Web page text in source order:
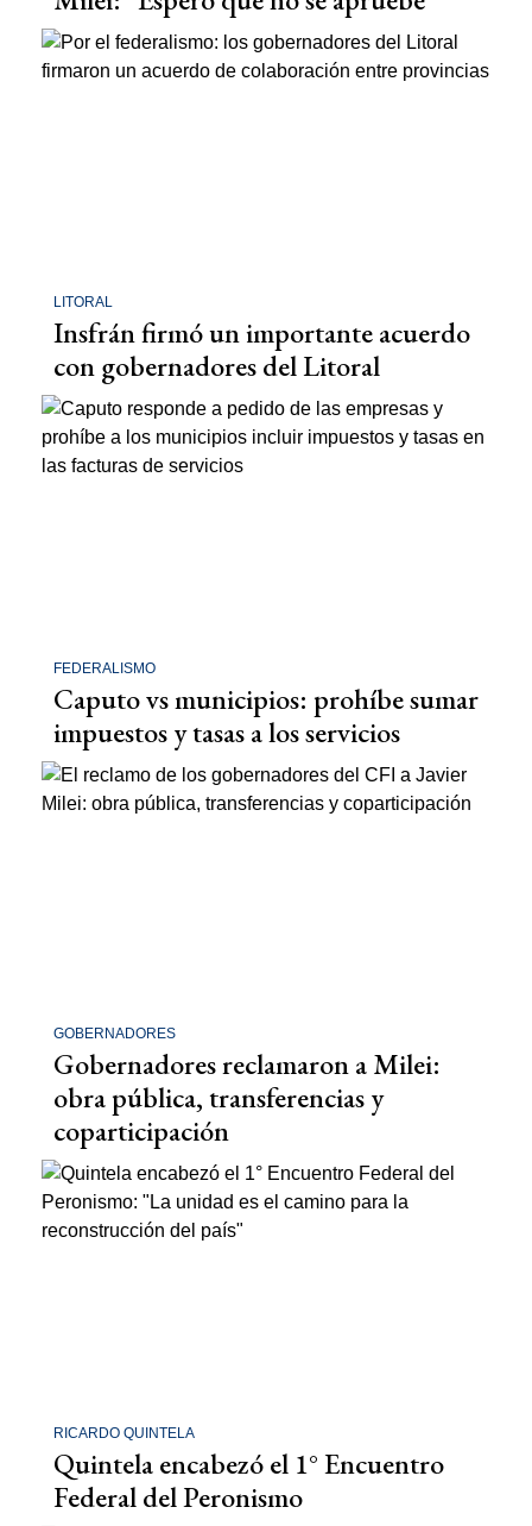
LITORAL
Insfrán firmó un importante acuerdo
con gobernadores del Litoral
FEDERALISMO
Caputo vs municipios: prohíbe sumar
impuestos y tasas a los servicios
GOBERNADORES
Gobernadores reclamaron a Milei:
obra pública, transferencias y
coparticipación
RICARDO QUINTELA
Quintela encabezó el 1° Encuentro
Federal del Peronismo